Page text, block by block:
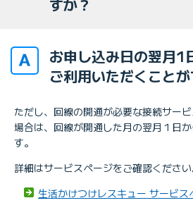
すか？
お申し込み日の翌月1
ご利用いただくことが
ただし、回線の開通が必要な接続サー
場合は、回線が開通した月の翌月１日
す。
詳細はサービスページをご確認ください
生活かけつけレスキュー サービス